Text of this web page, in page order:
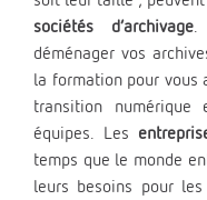
sociétés d’archivage.
déménager vos
la formation pour vous
transition
équipes. Les
temps que le monde
leurs besoins pour